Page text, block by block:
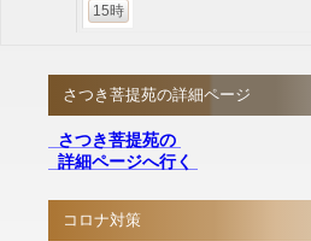
15時
さつき菩提苑の詳細ページ
さつき菩提苑の
詳細ページへ行く
コロナ対策